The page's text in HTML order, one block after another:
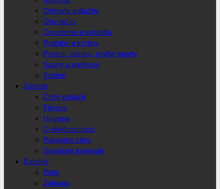
Obklady a dlažby
Obývačky
Osvetlenie a svietidlá
Podlahy a krytiny
Povrch. úpravy, maľby tapety
Sauny a wellness
Spálne
Zdravie
Čistý vzduch
Fitness
Hygiena
O elektrosmogu
Patogéne zóny
Stavebné materiály
Exteriér
Ploty
Záhrada